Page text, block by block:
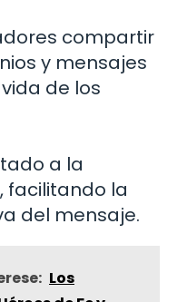
compartir
y mensajes
de los
a la
facilitando la
del mensaje.
Los